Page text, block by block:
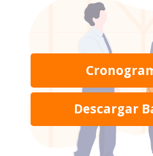
Descargar